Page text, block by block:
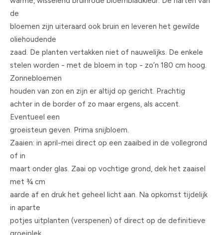
de
bloemen zijn uiteraard ook bruin en leveren het gewilde
oliehoudende
zaad. De planten vertakken niet of nauwelijks. De enkele
stelen worden - met de bloem in top - zo’n 180 cm hoog.
Zonnebloemen
houden van zon en zijn er altijd op gericht. Prachtig
achter in de border of zo maar ergens, als accent.
Eventueel een
groeisteun geven. Prima snijbloem.
Zaaien: in april-mei direct op een zaaibed in de vollegrond
of in
maart onder glas. Zaai op vochtige grond, dek het zaaisel
met ¾ cm
aarde af en druk het geheel licht aan. Na opkomst tijdelijk
in aparte
potjes uitplanten (verspenen) of direct op de definitieve